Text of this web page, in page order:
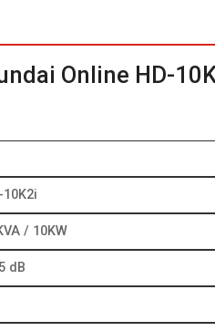
Online HD-
10K2i
/ 10KW
dB